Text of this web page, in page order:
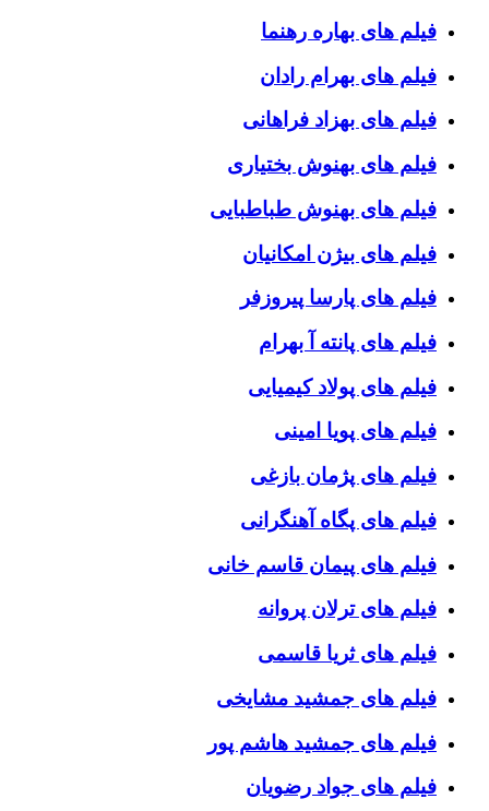
فیلم های بهاره رهنما
فیلم های بهرام رادان
فیلم های بهزاد فراهانی
فیلم های بهنوش بختیاری
فیلم های بهنوش طباطبایی
فیلم های بیژن امکانیان
فیلم های پارسا پیروزفر
فیلم های پانته آ بهرام
فیلم های پولاد کیمیایی
فیلم های پویا امینی
فیلم های پژمان بازغی
فیلم های پگاه آهنگرانی
فیلم های پیمان قاسم خانی
فیلم های ترلان پروانه
فیلم های ثریا قاسمی
فیلم های جمشید مشایخی
فیلم های جمشید هاشم پور
فیلم های جواد رضویان